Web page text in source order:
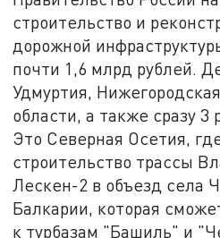
строительство и
дорожной
почти 1,6 млрд рублей.
Удмуртия,
области, а также сразу 3
Это Северная Осетия,
строительство трассы
Лескен-2 в объезд села
Балкарии, которая
к турбазам "Башиль" и